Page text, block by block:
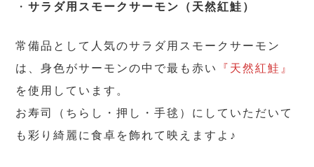
・サラダ用スモークサーモン（天然紅鮭）
常備品として人気のサラダ用スモークサーモン
は、身色がサーモンの中で最も赤い
『天然紅鮭』
を使用しています。
お寿司（ちらし・押し・手毬）にしていただいて
も彩り綺麗に食卓を飾れて映えますよ♪